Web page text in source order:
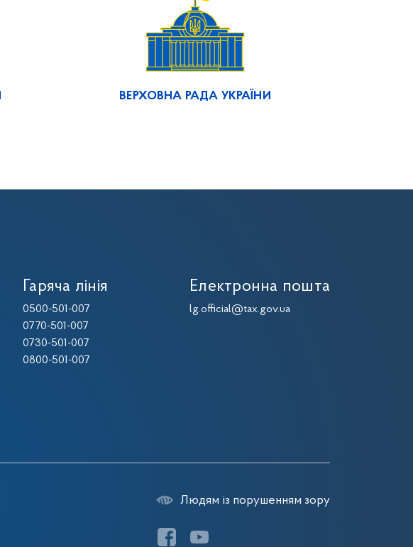
ВЕРХОВНА РАДА УКРАЇНИ
Гаряча лінія
0500-501-007
0770-501-007
0730-501-007
0800-501-007
Електронна пошта
lg.official@tax.gov.ua
Людям із порушенням зору